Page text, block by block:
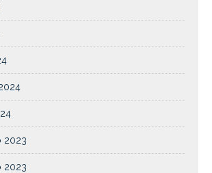
2023
2023